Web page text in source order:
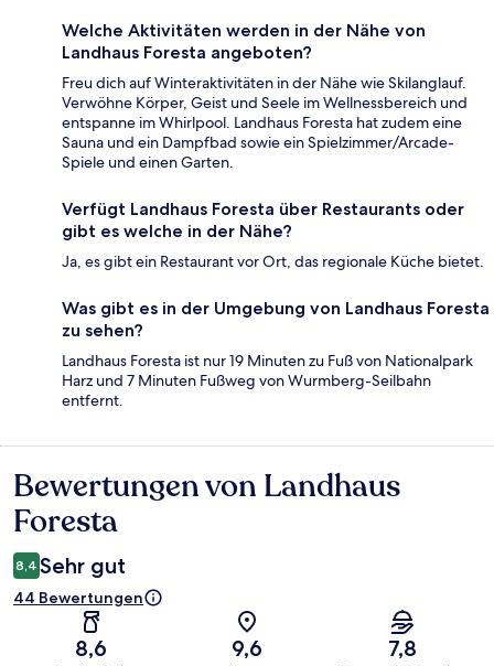
Welche Aktivitäten werden in der Nähe von
Landhaus Foresta angeboten?
Freu dich auf Winteraktivitäten in der Nähe wie Skilanglauf.
Verwöhne Körper, Geist und Seele im Wellnessbereich und
entspanne im Whirlpool. Landhaus Foresta hat zudem eine
Sauna und ein Dampfbad sowie ein Spielzimmer/Arcade-
Spiele und einen Garten.
Verfügt Landhaus Foresta über Restaurants oder
gibt es welche in der Nähe?
Ja, es gibt ein Restaurant vor Ort, das regionale Küche bietet.
Was gibt es in der Umgebung von Landhaus Foresta
zu sehen?
Landhaus Foresta ist nur 19 Minuten zu Fuß von Nationalpark
Harz und 7 Minuten Fußweg von Wurmberg-Seilbahn
entfernt.
Bewertungen
Bewertungen von Landhaus
Foresta
8,4 Sehr gut
44 Bewertungen
8,6 9,6 7,8